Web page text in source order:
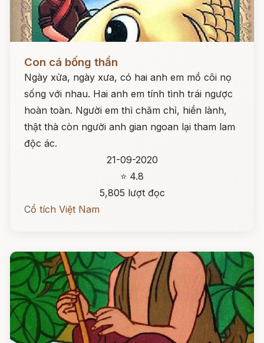
Con cá bống thần
Ngày xửa, ngày xưa, có hai anh em mồ côi nọ
sống với nhau. Hai anh em tính tình trái ngược
hoàn toàn. Người em thì chăm chỉ, hiền lành,
thật thà còn người anh gian ngoan lại tham lam
độc ác.
21-09-2020
⭐ 4.8
5,805 lượt đọc
Cổ tích Việt Nam